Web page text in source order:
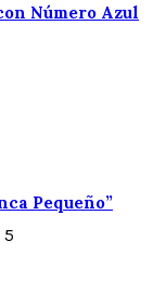
Número Azul
Pequeño”
5